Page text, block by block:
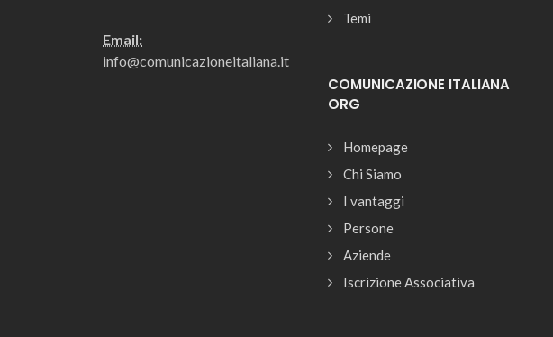
Email:
info@comunicazioneitaliana.it
Temi
COMUNICAZIONE ITALIANA
ORG
Homepage
Chi Siamo
I vantaggi
Persone
Aziende
Iscrizione Associativa